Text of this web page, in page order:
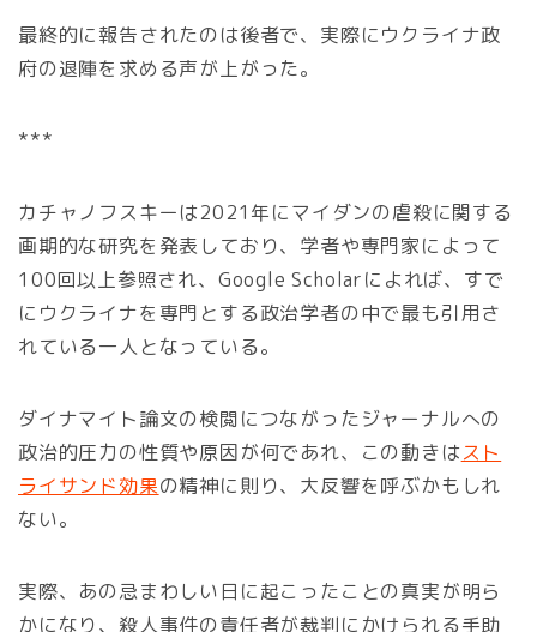
最終的に報告されたのは後者で、実際にウクライナ政
府の退陣を求める声が上がった。
***
カチャノフスキーは2021年にマイダンの虐殺に関する
画期的な研究を発表しており、学者や専門家によって
100回以上参照され、Google Scholarによれば、すで
にウクライナを専門とする政治学者の中で最も引用さ
れている一人となっている。
ダイナマイト論文の検閲につながったジャーナルへの
政治的圧力の性質や原因が何であれ、この動きはスト
ライサンド効果の精神に則り、大反響を呼ぶかもしれ
ない。
実際、あの忌まわしい日に起こったことの真実が明ら
かになり、殺人事件の責任者が裁判にかけられる手助